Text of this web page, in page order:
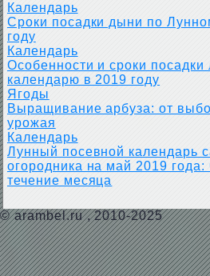
Календарь
Сроки посадки дыни по
году
Календарь
Особенности и сроки посадки
календарю в 2019 году
Ягоды
Выращивание арбуза: от
урожая
Календарь
Лунный посевной календарь
огородника на май 2019 года:
течение месяца
© arambel.ru, 2010-2025